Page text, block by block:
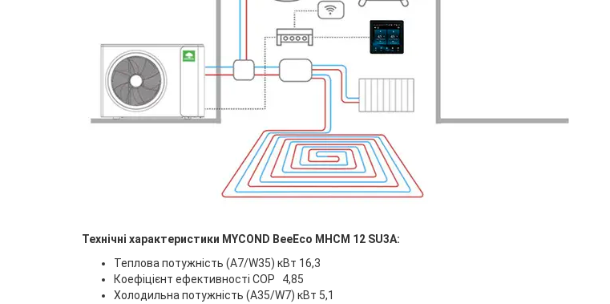
Технічні характеристики MYCOND BeeEco MHCM 12 SU3A:
Теплова потужність (A7/W35) кВт 16,3
Коефіцієнт ефективності СОР 4,85
Холодильна потужність (A35/W7) кВт 5,1